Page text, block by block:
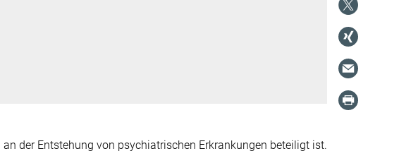
der Entstehung von psychiatrischen Erkrankungen beteiligt ist.